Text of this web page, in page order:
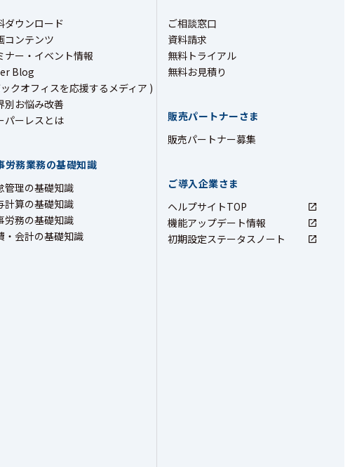
ダウンロード
コンテンツ
ナー・イベント情報
Blog
クオフィスを応援するメディア )
別お悩み改善
パーレスとは
労務業務の基礎知識
管理の基礎知識
計算の基礎知識
労務の基礎知識
・会計の基礎知識
ご相談窓口
資料請求
無料トライアル
無料お見積り
販売パートナーさま
販売パートナー募集
ご導入企業さま
ヘルプサイトTOP
機能アップデート情報
初期設定ステータスノート